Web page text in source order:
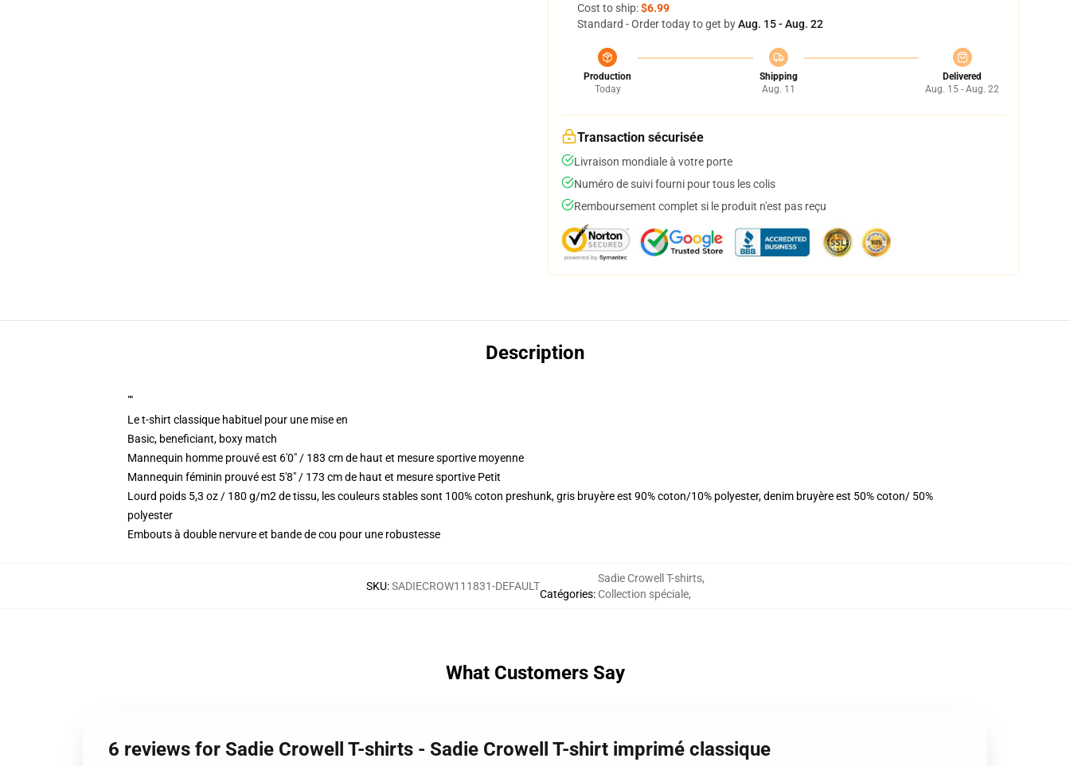
Cost to ship:$6.99
Standard - Order today to get byAug. 15 - Aug. 22
Production
Today
Shipping
Aug. 11
Delivered
Aug. 15 - Aug. 22
Transaction sécurisée
Livraison mondiale à votre porte
Numéro de suivi fourni pour tous les colis
Remboursement complet si le produit n'est pas reçu
Description
""
Le t-shirt classique habituel pour une mise en
Basic, beneficiant, boxy match
Mannequin homme prouvé est 6'0" / 183 cm de haut et mesure sportive moyenne
Mannequin féminin prouvé est 5'8" / 173 cm de haut et mesure sportive Petit
Lourd poids 5,3 oz / 180 g/m2 de tissu, les couleurs stables sont 100% coton preshunk, gris bruyère est 90% coton/10% polyester, denim bruyère est 50% coton/ 50%
polyester
Embouts à double nervure et bande de cou pour une robustesse
SKU:SADIECROW111831-DEFAULT
Catégories:
Sadie Crowell T-shirts,
Collection spéciale,
What Customers Say
6 reviews for Sadie Crowell T-shirts - Sadie Crowell T-shirt imprimé classique